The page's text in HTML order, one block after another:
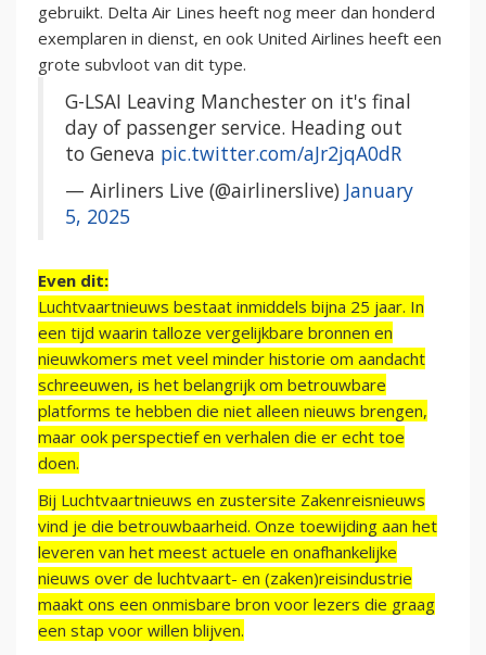
gebruikt. Delta Air Lines heeft nog meer dan honderd
exemplaren in dienst, en ook United Airlines heeft een
grote subvloot van dit type.
G-LSAI Leaving Manchester on it's final
day of passenger service. Heading out
to Geneva pic.twitter.com/aJr2jqA0dR
— Airliners Live (@airlinerslive) January
5, 2025
Even dit:
Luchtvaartnieuws bestaat inmiddels bijna 25 jaar. In
een tijd waarin talloze vergelijkbare bronnen en
nieuwkomers met veel minder historie om aandacht
schreeuwen, is het belangrijk om betrouwbare
platforms te hebben die niet alleen nieuws brengen,
maar ook perspectief en verhalen die er echt toe
doen.
Bij Luchtvaartnieuws en zustersite Zakenreisnieuws
vind je die betrouwbaarheid. Onze toewijding aan het
leveren van het meest actuele en onafhankelijke
nieuws over de luchtvaart- en (zaken)reisindustrie
maakt ons een onmisbare bron voor lezers die graag
een stap voor willen blijven.